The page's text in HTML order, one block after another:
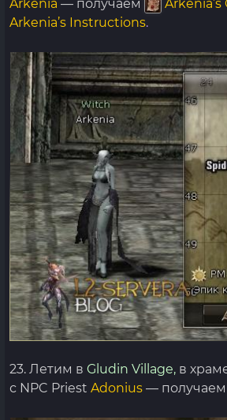
Arkenia — получаем
Arkenia’s Instructions.
23. Летим в Gludin Village, в
с NPC Priest Adonius — получаем